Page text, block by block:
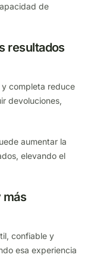
de
resultados
completa reduce
devoluciones,
aumentar la
elevando el
más
confiable y
esa experiencia